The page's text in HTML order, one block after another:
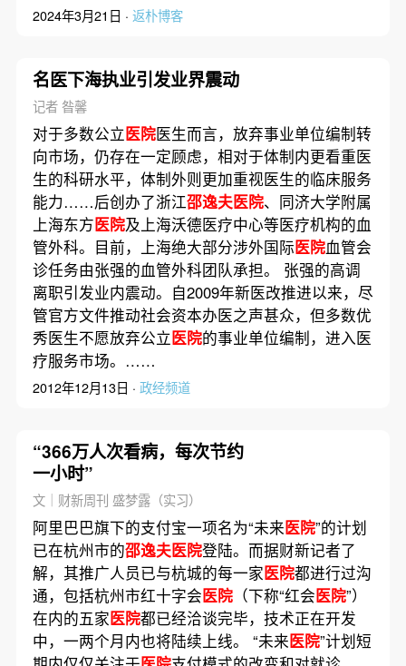
2024年3月21日 · 返朴博客
名医下海执业引发业界震动
记者 昝馨
对于多数公立医院医生而言，放弃事业单位编制转
向市场，仍存在一定顾虑，相对于体制内更看重医
生的科研水平，体制外则更加重视医生的临床服务
能力……后创办了浙江邵逸夫医院、同济大学附属
上海东方医院及上海沃德医疗中心等医疗机构的血
管外科。目前，上海绝大部分涉外国际医院血管会
诊任务由张强的血管外科团队承担。 张强的高调
离职引发业内震动。自2009年新医改推进以来，尽
管官方文件推动社会资本办医之声甚众，但多数优
秀医生不愿放弃公立医院的事业单位编制，进入医
疗服务市场。……
2012年12月13日 · 政经频道
“366万人次看病，每次节约
一小时”
文｜财新周刊 盛梦露（实习）
阿里巴巴旗下的支付宝一项名为“未来医院”的计划
已在杭州市的邵逸夫医院登陆。而据财新记者了
解，其推广人员已与杭城的每一家医院都进行过沟
通，包括杭州市红十字会医院（下称“红会医院”）
在内的五家医院都已经洽谈完毕，技术正在开发
中，一两个月内也将陆续上线。 “未来医院”计划短